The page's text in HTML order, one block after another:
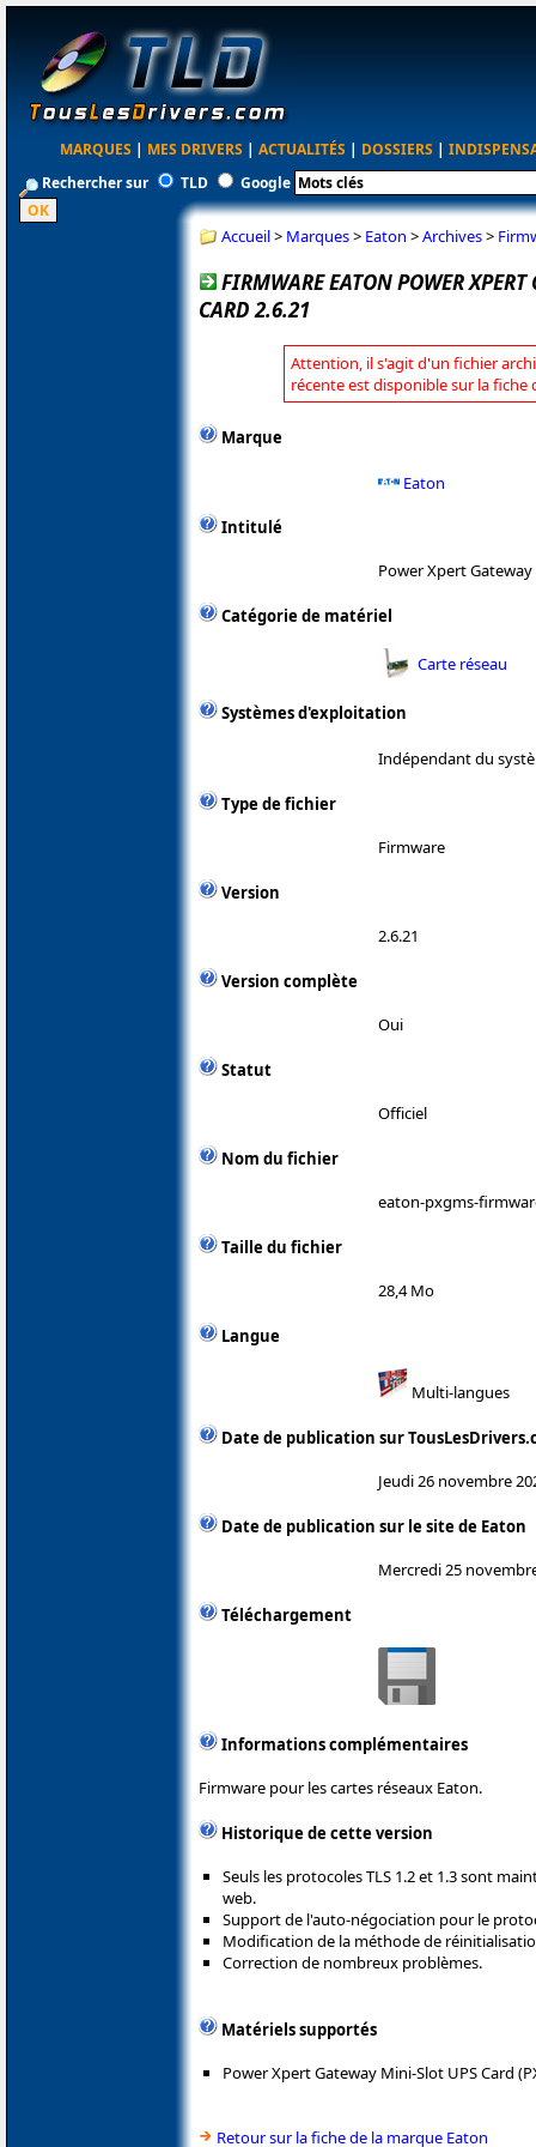
MARQUES | MES DRIVERS | ACTUALITÉS | DOSSIERS |
Rechercher sur
TLD Google
Accueil> Marques> Eaton >Archives>
FIRMWARE EATON POWER
CARD 2.6.21
Attention, il s'agit d'un fichier
récente est disponible sur la fiche
Marque
Eaton
Intitulé
Power Xpert
Catégorie de matériel
Carte réseau
Systèmes d'exploitation
Indépendant du
Type de fichier
Firmware
Version
2.6.21
Version complète
Oui
Statut
Officiel
Nom du fichier
eaton-pxgms-
Taille du fichier
28,4 Mo
Langue
Multi-langues
Date de publication sur
Jeudi 26 novembre
Date de publication sur le site de Eaton
Mercredi 25
Téléchargement
Informations complémentaires
Firmware pour les cartes réseaux Eaton.
Historique de cette version
Seuls les protocoles TLS 1.2 et 1.3 sont
web.
Support de l'auto-négociation pour le
Modification de la méthode de
Correction de nombreux problèmes.
Matériels supportés
Power Xpert Gateway Mini-Slot UPS Card
Retour sur la fiche de la marque Eaton